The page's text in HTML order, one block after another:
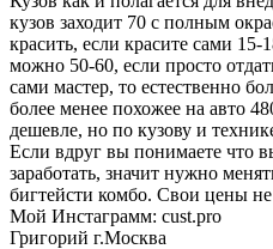
кузов заходит 70 с полным
красить, если красите сами 15-
можно 50-60, если просто
сами мастер, то естественно
более менее похожее на авто
дешевле, но по кузову и
Если вдруг вы понимаете что
заработать, значит нужно
бигтейсти комбо. Свои цены не
Мой Инстаграмм: cust.pro
Григорий г.Москва